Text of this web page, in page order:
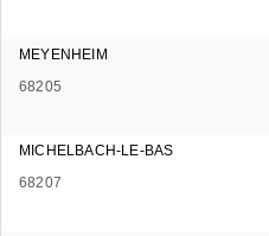
MEYENHEIM
68205
MICHELBACH-LE-BAS
68207